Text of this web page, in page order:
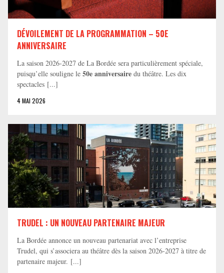
DÉVOILEMENT DE LA PROGRAMMATION – 50E
ANNIVERSAIRE
La saison 2026-2027 de La Bordée sera particulièrement spéciale,
puisqu’elle souligne le 50e anniversaire du théâtre. Les dix
spectacles [...]
4 MAI 2026
TRUDEL : UN NOUVEAU PARTENAIRE MAJEUR
La Bordée annonce un nouveau partenariat avec l’entreprise
Trudel, qui s’associera au théâtre dès la saison 2026-2027 à titre de
partenaire majeur. [...]